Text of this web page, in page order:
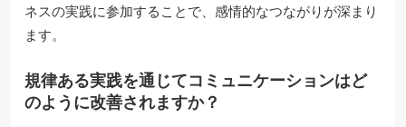
ネスの実践に参加することで、感情的なつながりが深まり
ます。
規律ある実践を通じてコミュニケーションはど
のように改善されますか？